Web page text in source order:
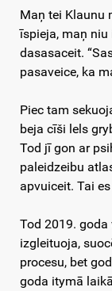
Maņ tei Klaunu
īspieja, maņ niu
dasasaceit.
pasaveice, ka
Piec tam
beja cīši lels
Tod jī gon ar
paleidzeibu
apvuiceit. Tai
Tod 2019.
izgleituoja,
procesu, bet
goda itymā